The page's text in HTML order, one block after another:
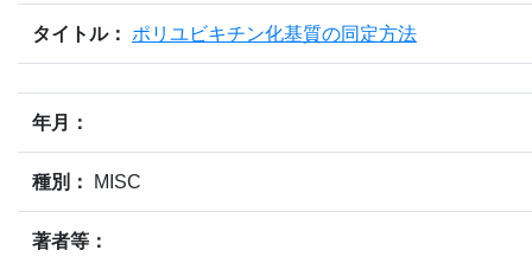
タイトル： ポリユビキチン化基質の同定方法
年月：
種別： MISC
著者等：